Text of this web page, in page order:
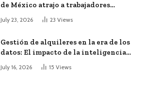
de México atrajo a trabajadores
remotos de todo el mundo
July 23, 2026 23 Views
Gestión de alquileres en la era de los
datos: El impacto de la inteligencia
July 16, 2026 15 Views